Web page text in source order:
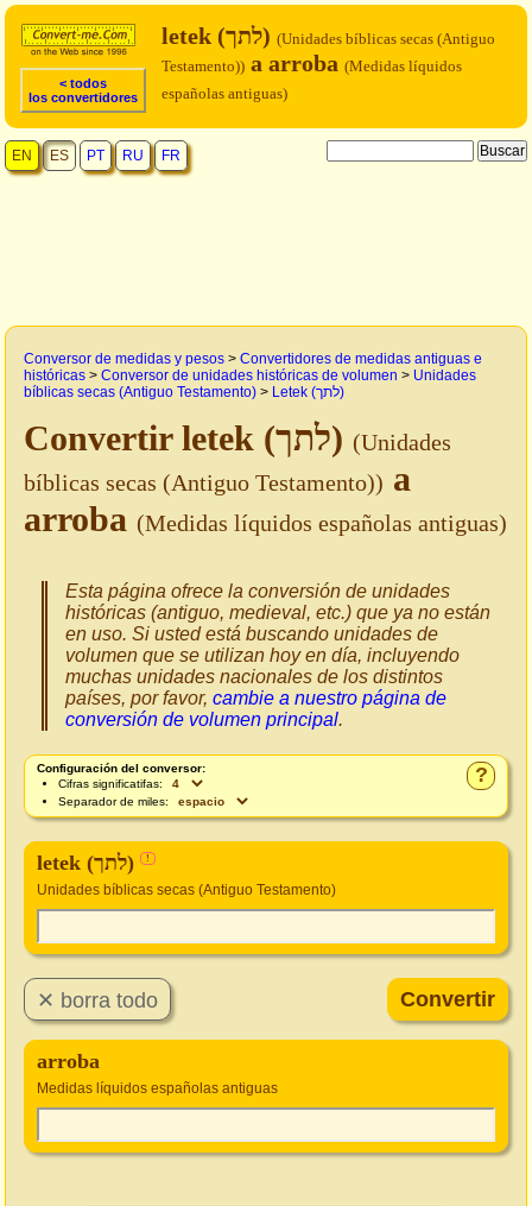
< todos
los convertidores
letek (לתך) (Unidades bíblicas secas (Antiguo
Testamento)) a arroba (Medidas líquidos
españolas antiguas)
EN ES PT RU FR
Conversor de medidas y pesos > Convertidores de medidas antiguas e
históricas > Conversor de unidades históricas de volumen > Unidades
bíblicas secas (Antiguo Testamento) > Letek (לתך)
Convertir letek (לתך) (Unidades
bíblicas secas (Antiguo Testamento)) a
arroba (Medidas líquidos españolas antiguas)
Esta página ofrece la conversión de unidades
históricas (antiguo, medieval, etc.) que ya no están
en uso. Si usted está buscando unidades de
volumen que se utilizan hoy en día, incluyendo
muchas unidades nacionales de los distintos
países, por favor, cambie a nuestro página de
conversión de volumen principal.
?
Configuración del conversor:
Cifras significatifas:
Separador de miles:
letek (לתך) !
Unidades bíblicas secas (Antiguo Testamento)
arroba
Medidas líquidos españolas antiguas